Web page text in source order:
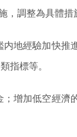
，調整為具體措
地經驗加快推
指標等。
增加低空經